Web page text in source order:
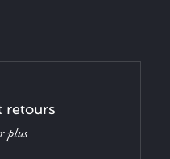
retours
plus